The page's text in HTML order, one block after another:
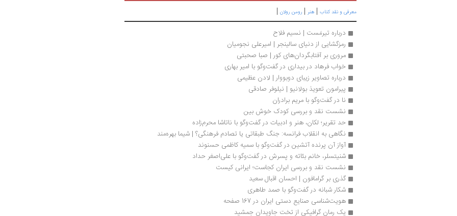
معرفی و نقد کتاب | هنر | رومن رولان |
درباره تیرمَست | نسیم فلاح
رمزگشایی از دنیای سالینجر | امیرعلی نجومیان
مروری بر آفتابگردان‌های کور | صبا صحبتی
خواب فرهاد در بیداری در گفت‌وگو با امیر بهاری
درباره تصاویر زیبای دوبووار | لادن عظیمی
پیرامون تعویذ بولانیو | نیلوفر صادقی
نا در گفت‌وگو با مریم برادران
نشست نقد و بررسی کودک خوش بین
حد تقریر؛ لکان، هنر و ادبیات در گفت‌وگو با ناتاشا محرم‌زاده
نگاهی به انقلاب فرانسه: جنگ طبقاتی یا تصادم فرهنگی؟ | شیما بهره‌مند
آواز آن پرنده آتشین در گفت‌وگو با سمیه کاظمی حسنوند
شنیتسلر، خانم بئاته و پسرش در گفت‌وگو با علی‌اصغر حداد
نشست نقد و بررسی ایران کجاست؛ ایرانی کیست
گذری بر گرامافون | احسان اقبال سعید
شکار شبانه در گفت‌وگو با صمد طاهری
هویت‌شناسی صنایع دستی ایران در 167 صفحه
یک رمان گرافیکی از تخت جاویدان جمشید